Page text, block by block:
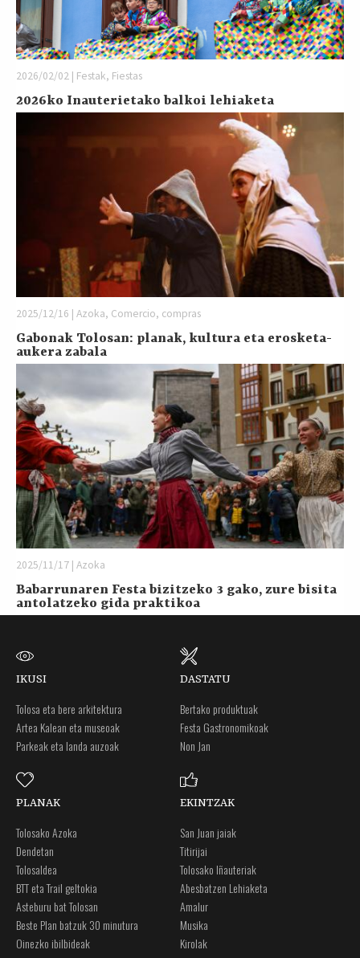
2026/02/02 | Festak, Fiestas
2026ko Inauterietako balkoi lehiaketa
2025/12/16 | Azoka, Comercio, compras
Gabonak Tolosan: planak, kultura eta erosketa-
aukera zabala
2025/11/17 | Azoka
Babarrunaren Festa bizitzeko 3 gako, zure bisita
antolatzeko gida praktikoa
IKUSI
Tolosa eta bere arkitektura
Artea Kalean eta museoak
Parkeak eta landa auzoak
DASTATU
Bertako produktuak
Festa Gastronomikoak
Non Jan
PLANAK
Tolosako Azoka
Dendetan
Tolosaldea
BTT eta Trail geltokia
Asteburu bat Tolosan
Beste Plan batzuk 30 minutura
Oinezko ibilbideak
EKINTZAK
San Juan jaiak
Titirijai
Tolosako Iñauteriak
Abesbatzen Lehiaketa
Amalur
Musika
Kirolak